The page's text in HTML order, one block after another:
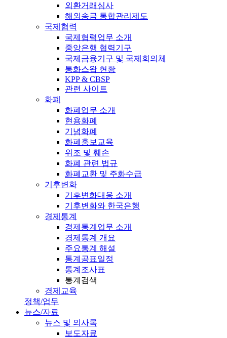
외환거래심사
해외송금 통합관리제도
국제협력
국제협력업무 소개
중앙은행 협력기구
국제금융기구 및 국제회의체
통화스왑 현황
KPP & CBSP
관련 사이트
화폐
화폐업무 소개
현용화폐
기념화폐
화폐홍보교육
위조 및 훼손
화폐 관련 법규
화폐교환 및 주화수급
기후변화
기후변화대응 소개
기후변화와 한국은행
경제통계
경제통계업무 소개
경제통계 개요
주요통계 해설
통계공표일정
통계조사표
통계검색
경제교육
정책/업무
뉴스/자료
뉴스 및 의사록
보도자료